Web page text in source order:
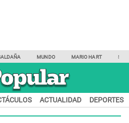
MUNDO MARIO HART
ACTUALIDAD DEPORTES